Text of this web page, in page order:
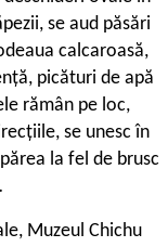
se aud păsări
calcaroasă,
picături de apă
rămân pe loc,
se unesc în
la fel de brusc
Muzeul Chichu